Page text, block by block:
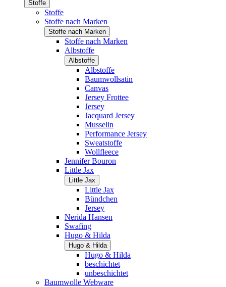
Stoffe
Stoffe
Stoffe nach Marken
Stoffe nach Marken
Stoffe nach Marken
Albstoffe
Albstoffe
Albstoffe
Baumwollsatin
Canvas
Jersey Frottee
Jersey
Jacquard Jersey
Musselin
Performance Jersey
Sweatstoffe
Wollfleece
Jennifer Bouron
Little Jax
Little Jax
Little Jax
Bündchen
Jersey
Nerida Hansen
Swafing
Hugo & Hilda
Hugo & Hilda
Hugo & Hilda
beschichtet
unbeschichtet
Baumwolle Webware